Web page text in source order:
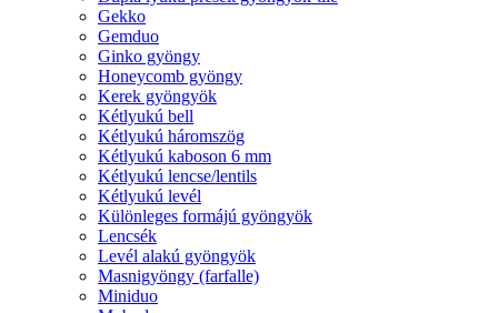
Gekko
Gemduo
Ginko gyöngy
Honeycomb gyöngy
Kerek gyöngyök
Kétlyukú bell
Kétlyukú háromszög
Kétlyukú kaboson 6 mm
Kétlyukú lencse/lentils
Kétlyukú levél
Különleges formájú gyöngyök
Lencsék
Levél alakú gyöngyök
Masnigyöngy (farfalle)
Miniduo